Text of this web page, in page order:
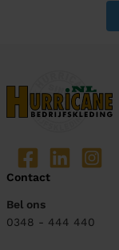
Contact
Bel ons
0348 - 444 440